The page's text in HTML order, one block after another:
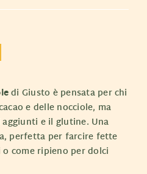
di Giusto è pensata per chi
e delle nocciole, ma
e il glutine. Una
perfetta per farcire fette
come ripieno per dolci